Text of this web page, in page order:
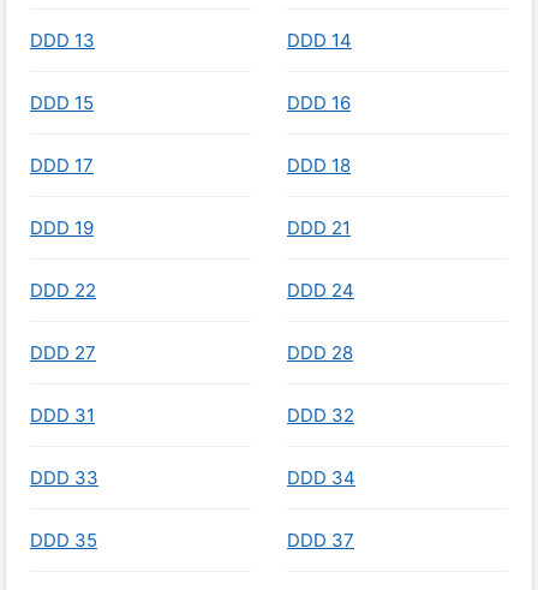
DDD 13 DDD 14
DDD 15 DDD 16
DDD 17 DDD 18
DDD 19 DDD 21
DDD 22 DDD 24
DDD 27 DDD 28
DDD 31 DDD 32
DDD 33 DDD 34
DDD 35 DDD 37